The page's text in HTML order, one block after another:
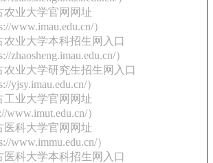
农业大学官网网址
www.imau.edu.cn/）
农业大学本科招生网入口
zhaosheng.imau.edu.cn/）
农业大学研究生招生网入口
yjsy.imau.edu.cn/）
工业大学官网网址
www.imut.edu.cn/）
医科大学官网网址
www.immu.edu.cn/）
医科大学本科招生网入口